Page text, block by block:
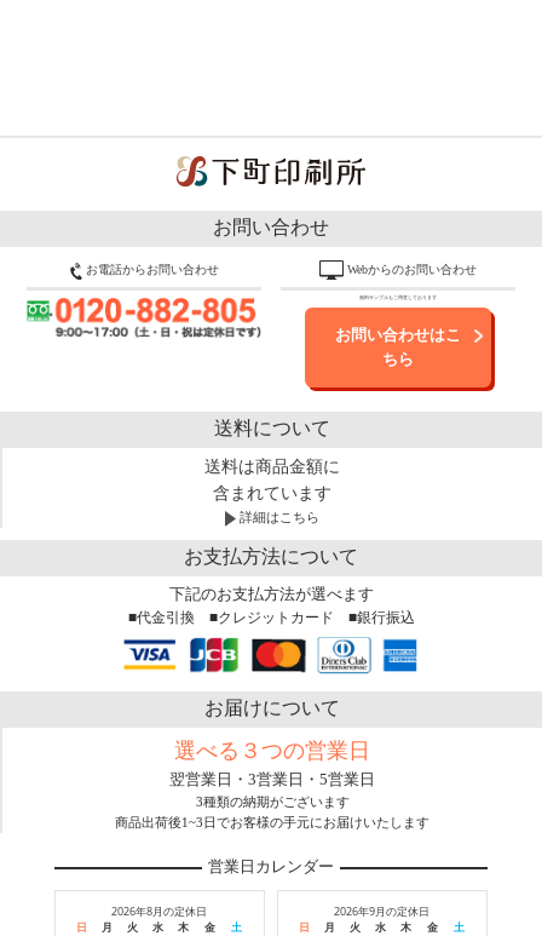
お問い合わせ
お電話からお問い合わせ Webからのお問い合わせ
無料サンプルもご用意しております
お問い合わせはこ
ちら
送料について
送料は商品金額に
含まれています
詳細はこちら
お支払方法について
下記のお支払方法が選べます
■代金引換 ■クレジットカード ■銀行振込
お届けについて
選べる３つの営業日
翌営業日・3営業日・5営業日
3種類の納期がございます
商品出荷後1~3日でお客様の手元にお届けいたします
営業日カレンダー
2026年8月の定休日
日
月 火 水 木 金 土
2026年9月の定休日
日
月 火 水 木 金 土